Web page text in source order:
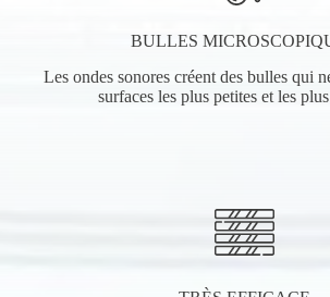
BULLES
Les ondes sonores créent des bulles qui
surfaces les plus petites et les